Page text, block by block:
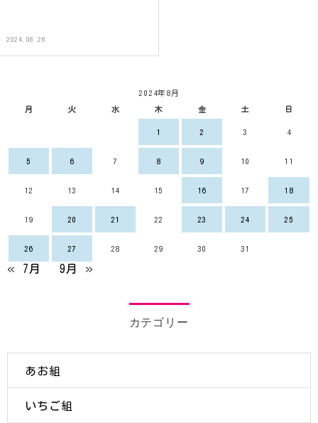
2024.06.26
2024年8月
月 火 水 木 金 土 日
1 2 3 4
5 6 7 8 9 10 11
12 13 14 15 16 17 18
19 20 21 22 23 24 25
26 27 28 29 30 31
« 7月 9月 »
カテゴリー
あお組
いちご組